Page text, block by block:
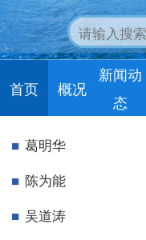
首页 概况
新闻动
态
葛明华
陈为能
吴道涛